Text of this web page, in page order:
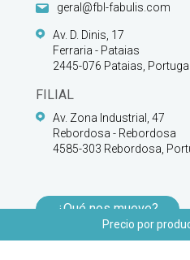
geral@fbl-fabulis.com
Av. D. Dinis, 17
Ferraria - Pataias
2445-076 Pataias, Portugal
FILIAL
Av. Zona Industrial, 47
Rebordosa - Rebordosa
4585-303 Rebordosa,
¿Qué nos mueve?
Precio por